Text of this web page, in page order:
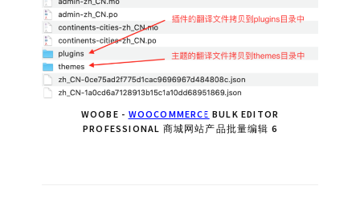
WOOBE - WOOCOMMERCE BULK EDITOR
PROFESSIONAL 商城网站产品批量编辑 6